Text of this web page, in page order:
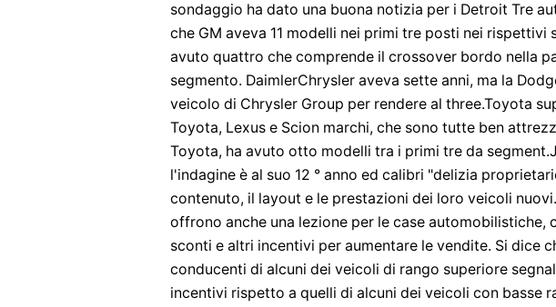
sondaggio ha dato una buona notizia per i Detroit Tre
che GM aveva 11 modelli nei primi tre posti nei rispettivi
avuto quattro che comprende il crossover bordo nella
segmento. DaimlerChrysler aveva sette anni, ma la
veicolo di Chrysler Group per rendere al three.Toyota
Toyota, Lexus e Scion marchi, che sono tutte ben
Toyota, ha avuto otto modelli tra i primi tre da
l'indagine è al suo 12 ° anno ed calibri "delizia
contenuto, il layout e le prestazioni dei loro veicoli
offrono anche una lezione per le case automobilistiche,
sconti e altri incentivi per aumentare le vendite. Si dice
conducenti di alcuni dei veicoli di rango superiore
incentivi rispetto a quelli di alcuni dei veicoli con basse